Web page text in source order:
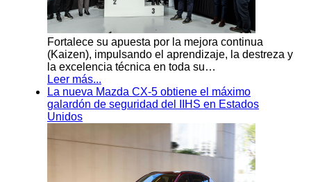
Fortalece su apuesta por la mejora continua
(Kaizen), impulsando el aprendizaje, la destreza y
la excelencia técnica en toda su…
Leer más...
La nueva Mazda CX-5 obtiene el máximo
galardón de seguridad del IIHS en Estados
Unidos